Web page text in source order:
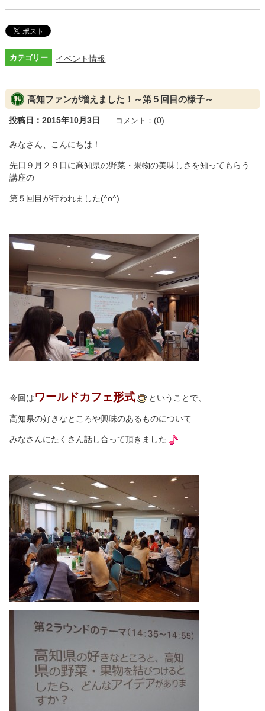
カテゴリー イベント情報
高知ファンが増えました！～第５回目の様子～
投稿日：2015年10月3日 コメント： (0)
みなさん、こんにちは！
先日９月２９日に高知県の野菜・果物の美味しさを知ってもらう
講座の
第５回目が行われました(^o^)
今回はワールドカフェ形式 ということで、
高知県の好きなところや興味のあるものについて
みなさんにたくさん話し合って頂きました